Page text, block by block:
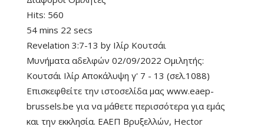
Hits: 560
54 mins 22 secs
Revelation 3:7-13 by Ιλίρ Κουτσάι
Μυνήματα αδελφών 02/09/2022 Ομιλητής:
Κουτσάι Ιλίρ Αποκάλυψη γ' 7 - 13 (σελ.1088)
Επισκεφθείτε την ιστοσελίδα μας www.eaep-
brussels.be για να μάθετε περισσότερα για εμάς
και την εκκλησία. ΕΑΕΠ Βρυξελλών, Hector